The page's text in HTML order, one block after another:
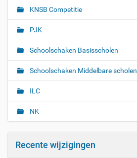
KNSB Competitie
PJK
Schoolschaken Basisscholen
Schoolschaken Middelbare scholen
ILC
NK
Recente wijzigingen